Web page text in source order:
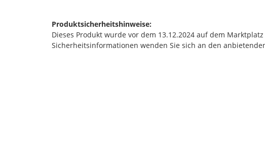
Produktsicherheitshinweise:
Dieses Produkt wurde vor dem 13.12.2024 auf dem
Sicherheitsinformationen wenden Sie sich an den